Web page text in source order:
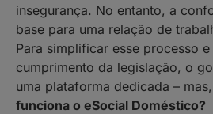
insegurança. No entanto, a
base para uma relação de
Para simplificar esse processo
cumprimento da legislação, o
uma plataforma dedicada –
funciona o eSocial Doméstico?